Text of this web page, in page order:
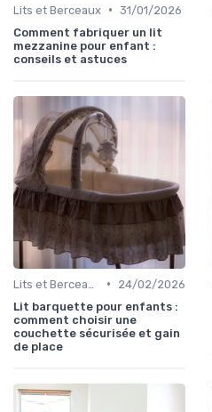
Lits et Berceaux • 31/01/2026
Comment fabriquer un lit
mezzanine pour enfant :
conseils et astuces
•
24/02/2026
Lit barquette pour enfants :
comment choisir une
couchette sécurisée et gain
de place